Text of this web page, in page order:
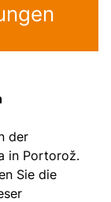
der
in Portorož.
Sie die